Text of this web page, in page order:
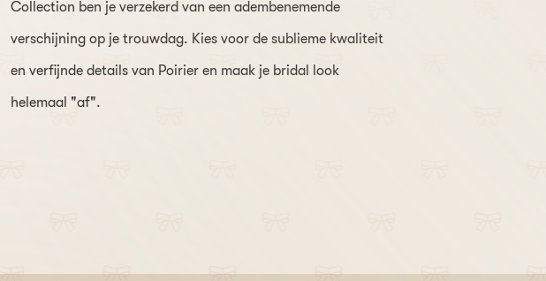
Collection ben je verzekerd van een adembenemende
verschijning op je trouwdag. Kies voor de sublieme kwaliteit
en verfijnde details van Poirier en maak je bridal look
helemaal "af".